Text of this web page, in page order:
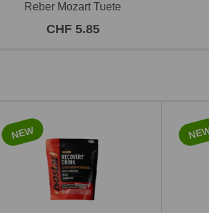
Reber Mozart Tuete
CHF 5.85
NEW